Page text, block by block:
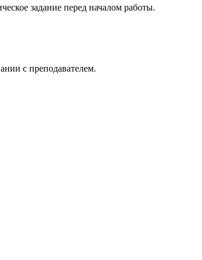
задание перед началом работы.
с преподавателем.